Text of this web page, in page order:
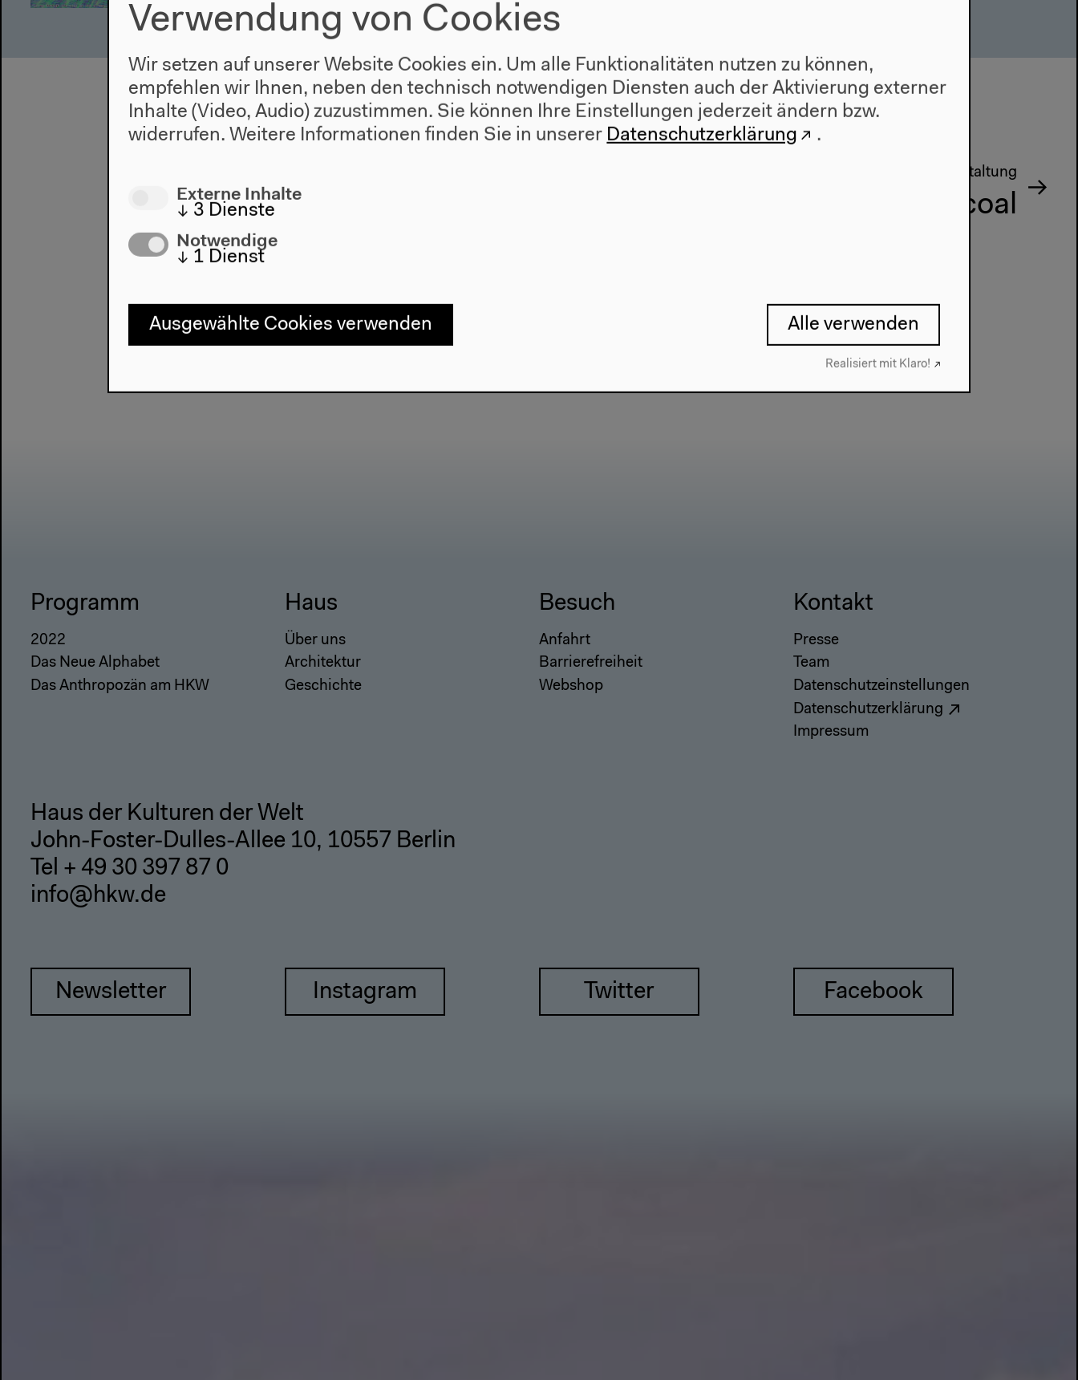
#Musik #Urheberrecht #Workshop
Nächste Veranstaltung
Hermeto Pascoal
Programm
2022
Das Neue Alphabet
Das Anthropozän am HKW
Haus
Über uns
Architektur
Geschichte
Besuch
Anfahrt
Barrierefreiheit
Webshop
Kontakt
Presse
Team
Datenschutzeinstellungen
Datenschutzerklärung
Impressum
Haus der Kulturen der Welt
John-Foster-Dulles-Allee 10, 10557 Berlin
Tel + 49 30 397 87 0
info@hkw.de
Newsletter Instagram Twitter Facebook
Verwendung von Cookies
Wir setzen auf unserer Website Cookies ein. Um alle Funktionalitäten nutzen zu können,
empfehlen wir Ihnen, neben den technisch notwendigen Diensten auch der Aktivierung externer
Inhalte (Video, Audio) zuzustimmen. Sie können Ihre Einstellungen jederzeit ändern bzw.
widerrufen. Weitere Informationen finden Sie in unserer Datenschutzerklärung .
Externe Inhalte
↓ 3 Dienste
Notwendige
↓ 1 Dienst
Ausgewählte Cookies verwenden Alle verwenden
Realisiert mit Klaro!